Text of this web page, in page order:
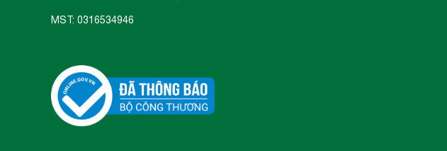
MST: 0316534946